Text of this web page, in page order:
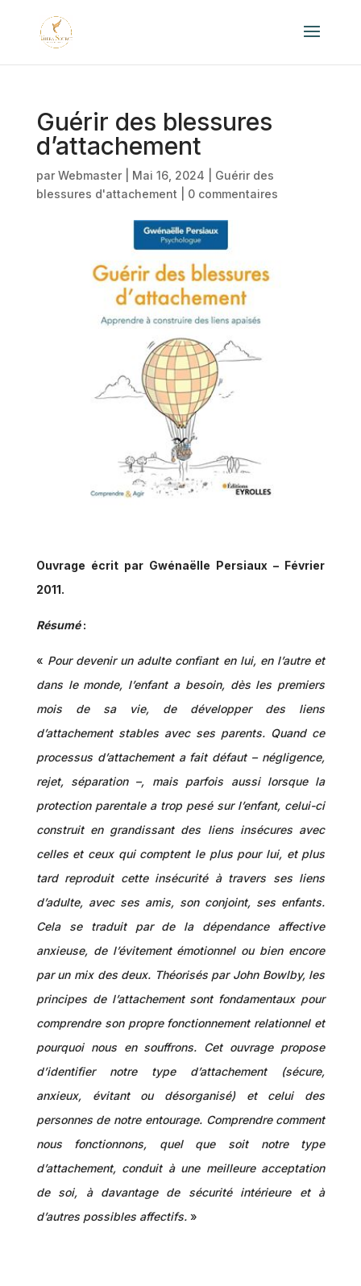
Guérir des blessures
d’attachement
par Webmaster| Mai 16, 2024
Guérir des
blessures d'attachement
0 commentaires
Ouvrage écrit par Gwénaëlle Persiaux – Février
2011.
Résumé:
« Pour devenir un adulte confiant en lui, en l’autre et
dans le monde, l’enfant a besoin, dès les premiers
mois de sa vie, de développer des liens
d’attachement stables avec ses parents. Quand ce
processus d’attachement a fait défaut – négligence,
rejet, séparation –, mais parfois aussi lorsque la
protection parentale a trop pesé sur l’enfant, celui-ci
construit en grandissant des liens insécures avec
celles et ceux qui comptent le plus pour lui, et plus
tard reproduit cette insécurité à travers ses liens
d’adulte, avec ses amis, son conjoint, ses enfants.
Cela se traduit par de la dépendance affective
anxieuse, de l’évitement émotionnel ou bien encore
par un mix des deux. Théorisés par John Bowlby, les
principes de l’attachement sont fondamentaux pour
comprendre son propre fonctionnement relationnel et
pourquoi nous en souffrons. Cet ouvrage propose
d’identifier notre type d’attachement (sécure,
anxieux, évitant ou désorganisé) et celui des
personnes de notre entourage. Comprendre comment
nous fonctionnons, quel que soit notre type
d’attachement, conduit à une meilleure acceptation
de soi, à davantage de sécurité intérieure et à
d’autres possibles affectifs.»